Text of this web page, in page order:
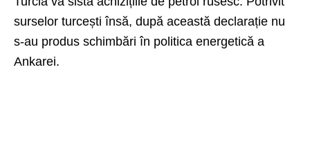
surselor turcești însă, după această declarație nu
s-au produs schimbări în politica energetică a
Ankarei.